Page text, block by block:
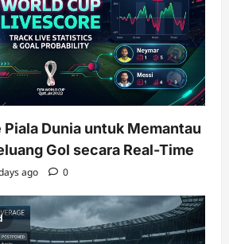
Dunia untuk Memantau
Gol secara Real-Time
ago 0